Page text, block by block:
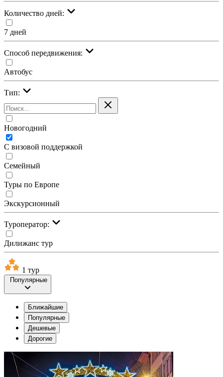
Количество дней:
7 дней
Cпособ передвижения:
Автобус
Тип:
Новогодний
С визовой поддержкой
Семейный
Туры по Европе
Экскурсионный
Туроператор:
Дилижанс тур
1 тур
Популярные
Ближайшие
Популярные
Дешевые
Дорогие